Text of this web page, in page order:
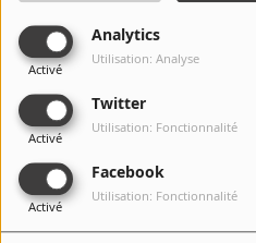
Analytics
Activé
Utilisation: Analyse
Twitter
Activé
Utilisation: Fonctionnalité
Facebook
Activé
Utilisation: Fonctionnalité
L'Art prend
Bienvenue à
Fêtes de
marché aux